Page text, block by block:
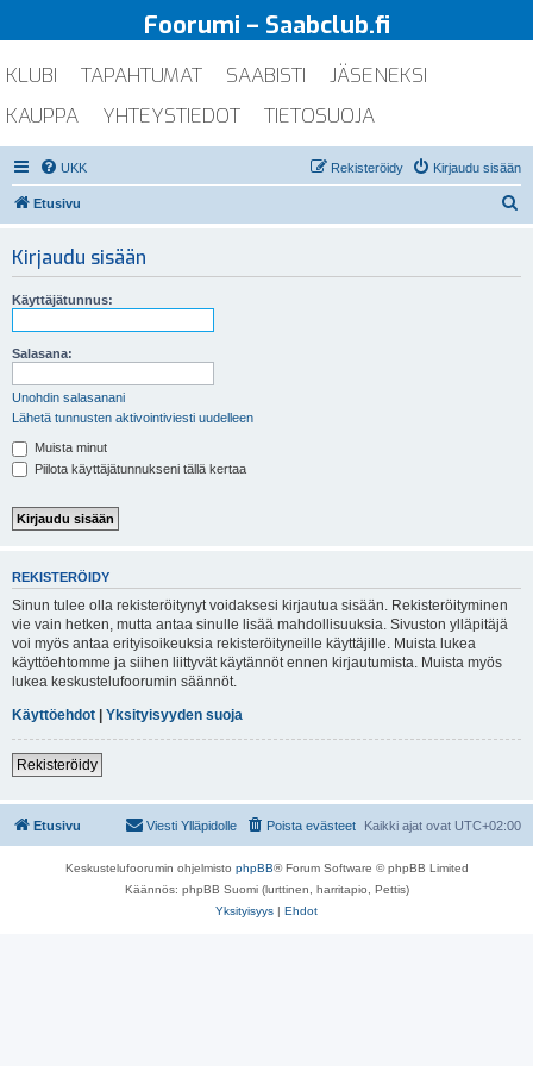
Foorumi – Saabclub.fi
KLUBI TAPAHTUMAT SAABISTI
JÄSENEKSI
KAUPPA
YHTEYSTIEDOT TIETOSUOJA
UKK Kirjaudu sisään
Rekisteröidy
Etusivu
Kirjaudu sisään
Käyttäjätunnus:
Salasana:
Unohdin salasanani
Lähetä tunnusten aktivointiviesti uudelleen
Muista minut
Piilota käyttäjätunnukseni tällä kertaa
REKISTERÖIDY
Sinun tulee olla rekisteröitynyt voidaksesi kirjautua sisään. Rekisteröityminen
vie vain hetken, mutta antaa sinulle lisää mahdollisuuksia. Sivuston ylläpitäjä
voi myös antaa erityisoikeuksia rekisteröityneille käyttäjille. Muista lukea
käyttöehtomme ja siihen liittyvät käytännöt ennen kirjautumista. Muista myös
lukea keskustelufoorumin säännöt.
Käyttöehdot | Yksityisyyden suoja
Rekisteröidy
Etusivu Kaikki ajat ovat UTC+02:00
Poista evästeet
Viesti Ylläpidolle
Keskustelufoorumin ohjelmisto phpBB® Forum Software © phpBB Limited
Käännös: phpBB Suomi (lurttinen, harritapio, Pettis)
Yksityisyys | Ehdot